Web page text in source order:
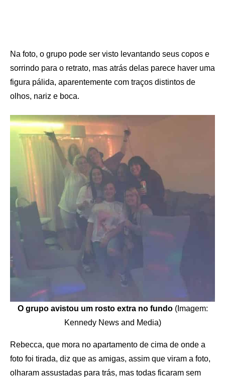
Na foto, o grupo pode ser visto levantando seus copos e
sorrindo para o retrato, mas atrás delas parece haver uma
figura pálida, aparentemente com traços distintos de
olhos, nariz e boca.
O grupo avistou um rosto extra no fundo (Imagem:
Kennedy News and Media)
Rebecca, que mora no apartamento de cima de onde a
foto foi tirada, diz que as amigas, assim que viram a foto,
olharam assustadas para trás, mas todas ficaram sem